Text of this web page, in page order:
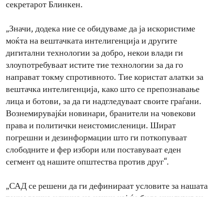
секретарот Блинкен.
„Значи, додека ние се обидуваме да ја искористиме
моќта на вештачката интелигенција и другите
дигитални технологии за добро, некои влади ги
злоупотребуваат истите тие технологии за да го
направат токму спротивното. Тие користат алатки за
вештачка интелигенција, како што се препознавање
лица и ботови, за да ги надгледуваат своите граѓани.
Вознемирувајќи новинари, бранители на човекови
права и политички неистомисленици. Шират
погрешни и дезинформации што ги поткопуваат
слободните и фер избори или поставуваат еден
сегмент од нашите општества против друг“.
„САД се решени да ги дефинираат условите за нашата